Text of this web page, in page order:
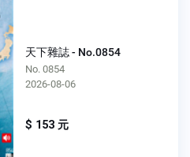
天下雜誌 - No.0854
No. 0854
2026-08-06
$ 153 元